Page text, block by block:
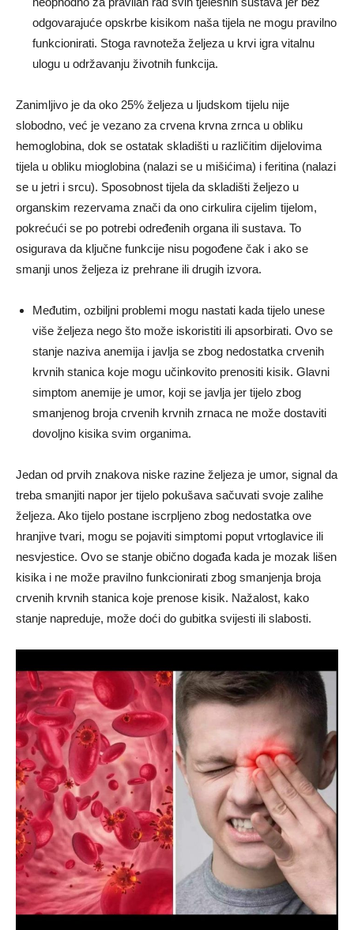
odgovarajuće opskrbe kisikom naša tijela ne mogu pravilno
funkcionirati. Stoga ravnoteža željeza u krvi igra vitalnu
ulogu u održavanju životnih funkcija.
Zanimljivo je da oko 25% željeza u ljudskom tijelu nije
slobodno, već je vezano za crvena krvna zrnca u obliku
hemoglobina, dok se ostatak skladišti u različitim dijelovima
tijela u obliku mioglobina (nalazi se u mišićima) i feritina (nalazi
se u jetri i srcu). Sposobnost tijela da skladišti željezo u
organskim rezervama znači da ono cirkulira cijelim tijelom,
pokrećući se po potrebi određenih organa ili sustava. To
osigurava da ključne funkcije nisu pogođene čak i ako se
smanji unos željeza iz prehrane ili drugih izvora.
Međutim, ozbiljni problemi mogu nastati kada tijelo unese
više željeza nego što može iskoristiti ili apsorbirati. Ovo se
stanje naziva anemija i javlja se zbog nedostatka crvenih
krvnih stanica koje mogu učinkovito prenositi kisik. Glavni
simptom anemije je umor, koji se javlja jer tijelo zbog
smanjenog broja crvenih krvnih zrnaca ne može dostaviti
dovoljno kisika svim organima.
Jedan od prvih znakova niske razine željeza je umor, signal da
treba smanjiti napor jer tijelo pokušava sačuvati svoje zalihe
željeza. Ako tijelo postane iscrpljeno zbog nedostatka ove
hranjive tvari, mogu se pojaviti simptomi poput vrtoglavice ili
nesvjestice. Ovo se stanje obično događa kada je mozak lišen
kisika i ne može pravilno funkcionirati zbog smanjenja broja
crvenih krvnih stanica koje prenose kisik. Nažalost, kako
stanje napreduje, može doći do gubitka svijesti ili slabosti.